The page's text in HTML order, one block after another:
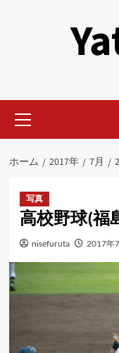
イ
ン
ニ
ー
ホーム 2017年 7月
写真
高校野球(福
nisefuruta 2017年